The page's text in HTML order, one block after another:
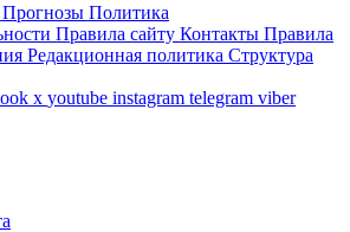
Прогнозы Политика
Правила сайту Контакты Правила
Редакционная политика Структура
x youtube instagram telegram viber